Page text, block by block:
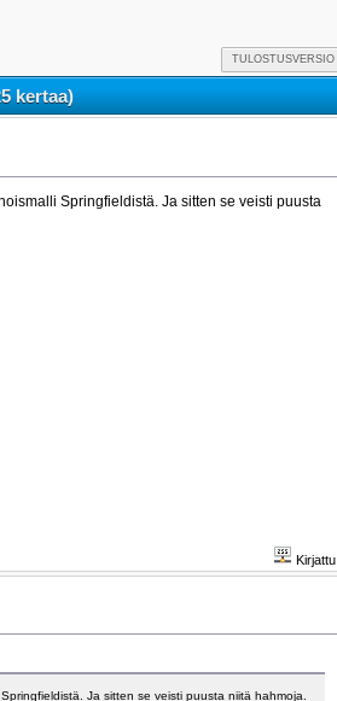
TULOSTUSVERSIO
kertaa)
Springfieldistä. Ja sitten se veisti puusta
Kirjattu
Ja sitten se veisti puusta niitä hahmoja.